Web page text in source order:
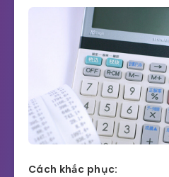
Cách khắc phục: